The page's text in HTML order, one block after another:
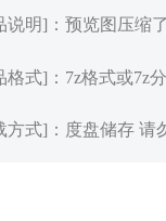
说明]：预览图压缩
格式]：7z格式或7z
方式]：度盘储存 请